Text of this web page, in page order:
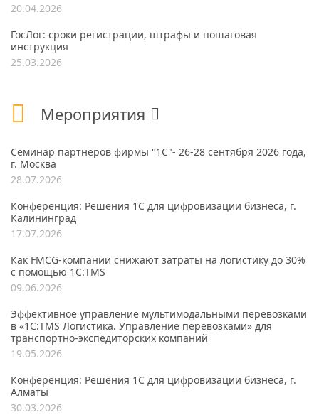
20.04.2026
ГосЛог: сроки регистрации, штрафы и пошаговая
инструкция
25.03.2026
Мероприятия
Семинар партнеров фирмы "1С"- 26-28 сентября 2026 года,
г. Москва
28.07.2026
Конференция: Решения 1С для цифровизации бизнеса, г.
Калининград
17.07.2026
Как FMCG-компании снижают затраты на логистику до 30%
с помощью 1С:TMS
09.06.2026
Эффективное управление мультимодальными перевозками
в «1С:TMS Логистика. Управление перевозками» для
транспортно-экспедиторских компаний
19.05.2026
Конференция: Решения 1С для цифровизации бизнеса, г.
Алматы
30.03.2026